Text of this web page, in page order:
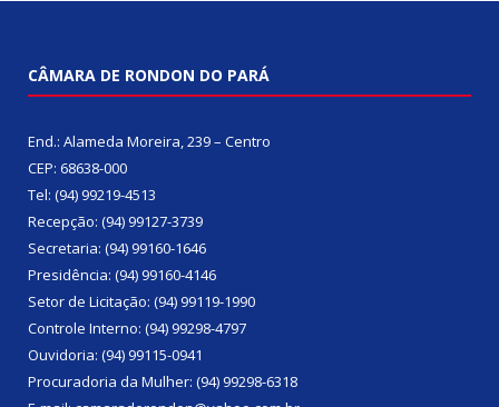
CÂMARA DE RONDON DO PARÁ
End.: Alameda Moreira, 239 – Centro
CEP: 68638-000
Tel: (94) 99219-4513
Recepção: (94) 99127-3739
Secretaria: (94) 99160-1646
Presidência: (94) 99160-4146
Setor de Licitação: (94) 99119-1990
Controle Interno: (94) 99298-4797
Ouvidoria: (94) 99115-0941
Procuradoria da Mulher: (94) 99298-6318